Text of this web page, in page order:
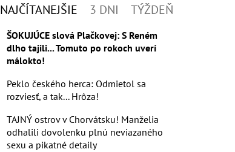
NAJČÍTANEJŠIE 3 DNI TÝŽDEŇ
ŠOKUJÚCE slová Plačkovej: S Reném
dlho tajili... Tomuto po rokoch uverí
málokto!
Peklo českého herca: Odmietol sa
rozviesť, a tak... Hrôza!
TAJNÝ ostrov v Chorvátsku! Manželia
odhalili dovolenku plnú neviazaného
sexu a pikatné detaily